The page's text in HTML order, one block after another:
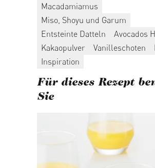
Macadamiamus
Miso, Shoyu und Garum
Entsteinte Datteln
Avocados
Kakaopulver
Vanilleschoten
Inspiration
Für dieses Rezept
Sie